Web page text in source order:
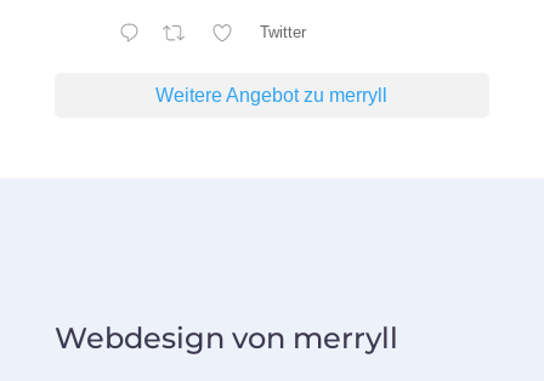
Twitter
Weitere Angebot zu merryll
Webdesign von merryll